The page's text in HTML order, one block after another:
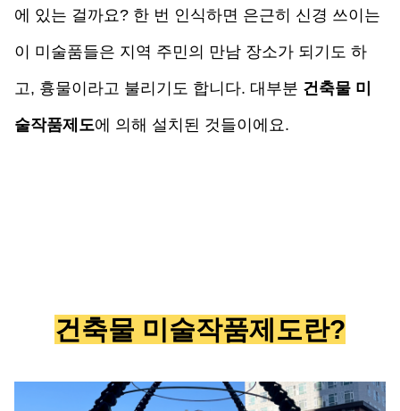
에 있는 걸까요? 한 번 인식하면 은근히 신경 쓰이는
이 미술품들은 지역 주민의 만남 장소가 되기도 하
고, 흉물이라고 불리기도 합니다. 대부분 건축물 미
술작품제도에 의해 설치된 것들이에요.
건축물 미술작품제도란?